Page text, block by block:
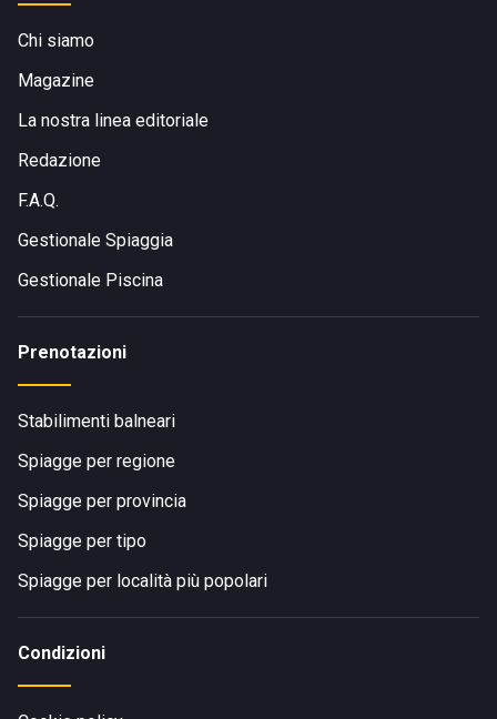
Chi siamo
Magazine
La nostra linea editoriale
Redazione
F.A.Q.
Gestionale Spiaggia
Gestionale Piscina
Prenotazioni
Stabilimenti balneari
Spiagge per regione
Spiagge per provincia
Spiagge per tipo
Spiagge per località più popolari
Condizioni